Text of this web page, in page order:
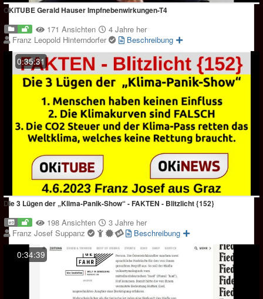
OKiTUBE Gerald Hauser Impfnebenwirkungen-T4
171 Ansichten
4 Jahre her
Franz Leopold Hinterndorfer
Beschreibung
0:35:31
Die 3 Lügen der „Klima-Panik-Show“ - FAKTEN - Blitzlicht {152}
198 Ansichten
3 Jahre her
Franz Josef Suppanz
Beschreibung
0:34:39